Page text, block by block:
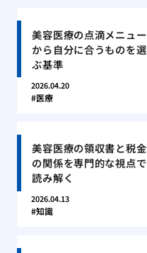
美容医療の点滴メニュー
から自分に合うものを選
ぶ基準
2026.04.20
医療
美容医療の領収書と税金
の関係を専門的な視点で
読み解く
2026.04.13
知識